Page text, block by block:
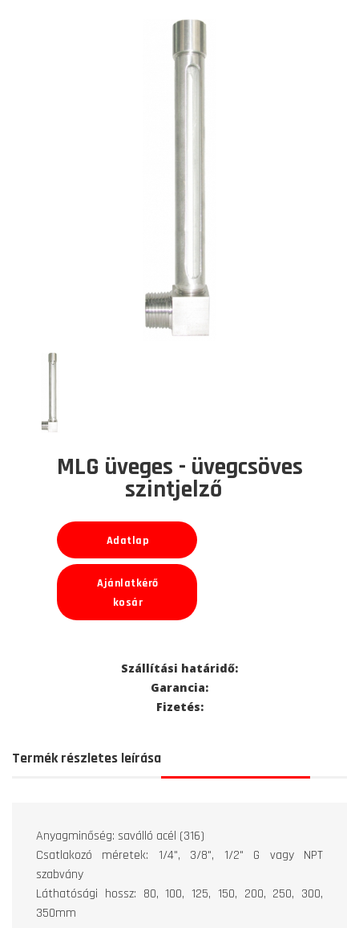
MLG üveges - üvegcsöves
szintjelző
Adatlap
Ajánlatkérő
kosár
Szállítási határidő:
Garancia:
Fizetés:
Termék részletes leírása
Anyagminőség: saválló acél (316)
Csatlakozó méretek: 1/4", 3/8", 1/2" G vagy NPT
szabvány
Láthatósági hossz: 80, 100, 125, 150, 200, 250, 300,
350mm